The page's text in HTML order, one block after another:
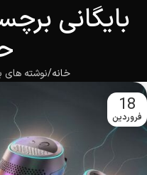
بایگانی
خانه نوشته
18
فروردین